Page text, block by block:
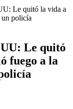
Le quitó la vida a
un policía
Le quitó
fuego a la